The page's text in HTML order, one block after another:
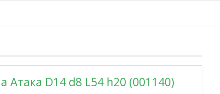
Атака D14 d8 L54 h20 (001140)